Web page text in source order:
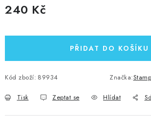
240 Kč
PŘIDAT DO KOŠÍKU
Kód zboží: 89934 Značka:
Tisk Zeptat se Hlídat